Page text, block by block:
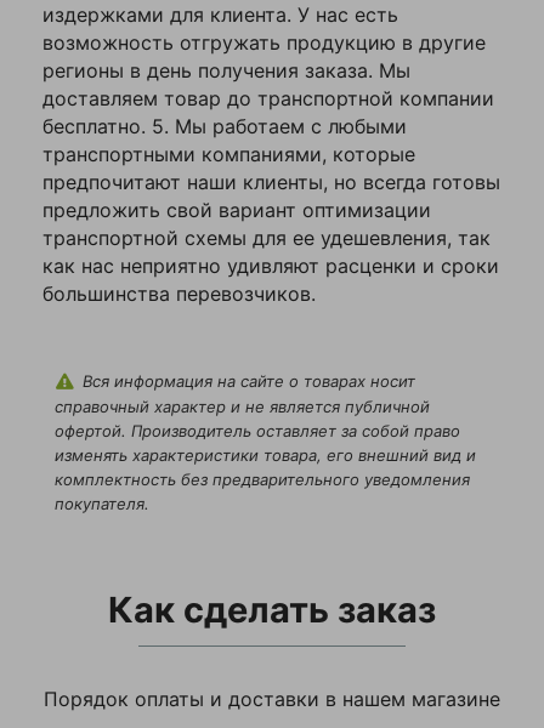
издержками для клиента. У нас есть
возможность отгружать продукцию в другие
регионы в день получения заказа. Мы
доставляем товар до транспортной компании
бесплатно. 5. Мы работаем с любыми
транспортными компаниями, которые
предпочитают наши клиенты, но всегда готовы
предложить свой вариант оптимизации
транспортной схемы для ее удешевления, так
как нас неприятно удивляют расценки и сроки
большинства перевозчиков.
Страна
производства
Китай
Центральнный
склад
1540
Цепь 8 кл., мм
Ширина упаковки,
мм
Я согласен с
Политикой
конфиденциальности
данного сайта
Вся информация на сайте о товарах носит
справочный характер и не является публичной
офертой. Производитель оставляет за собой право
изменять характеристики товара, его внешний вид и
комплектность без предварительного уведомления
покупателя.
Как сделать заказ
Порядок оплаты и доставки в нашем магазине